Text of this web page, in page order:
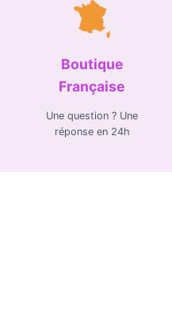
Boutique
Française
Une question ? Une
réponse en 24h